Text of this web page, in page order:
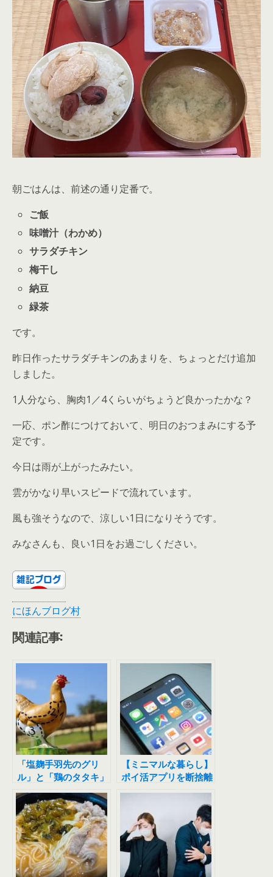
朝ごはんは、前述の通り定番で。
ご飯
味噌汁（わかめ）
サラダチキン
梅干し
納豆
緑茶
です。
昨日作ったサラダチキンのあまりを、ちょっとだけ追加
しました。
1人分なら、胸肉1／4くらいがちょうど良かったかな？
一応、ポン酢につけておいて、明日のおつまみにする予
定です。
今日は雨が上がったみたい。
雲がかなり早いスピードで流れています。
風も強そうなので、涼しい1日になりそうです。
みなさんも、良い1日をお過ごしください。
にほんブログ村
関連記事:
「塩麹手羽先のグリ
ル」と「鶏のタタキ」
【ミニマルな暮らし】
ポイ活アプリを断捨離
したら気が楽になった